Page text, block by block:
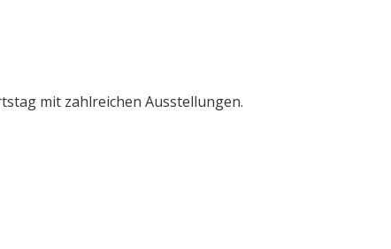
mit zahlreichen Ausstellungen.